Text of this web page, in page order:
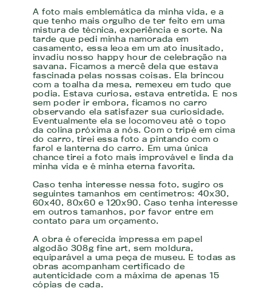
A foto mais emblemática da minha vida, e a
que tenho mais orgulho de ter feito em uma
mistura de técnica, experiência e sorte. Na
tarde que pedi minha namorada em
casamento, essa leoa em um ato inusitado,
invadiu nosso happy hour de celebração na
savana. Ficamos a mercê dela que estava
fascinada pelas nossas coisas. Ela brincou
com a toalha da mesa, remexeu em tudo que
podia. Estava curiosa, estava entretida. E nos
sem poder ir embora, ficamos no carro
observando ela satisfazer sua curiosidade.
Eventualmente ela se locomoveu até o topo
da colina próxima a nós. Com o tripé em cima
do carro, tirei essa foto a pintando com o
farol e lanterna do carro. Em uma única
chance tirei a foto mais improvável e linda da
minha vida e é minha eterna favorita.
Caso tenha interesse nessa foto, sugiro os
seguintes tamanhos em centímetros: 40x30,
60x40, 80x60 e 120x90. Caso tenha interesse
em outros tamanhos, por favor entre em
contato para um orçamento.
A obra é oferecida impressa em papel
algodão 308g fine art, sem moldura,
equiparável a uma peça de museu. E todas as
obras acompanham certificado de
autenticidade com a máxima de apenas 15
cópias de cada.